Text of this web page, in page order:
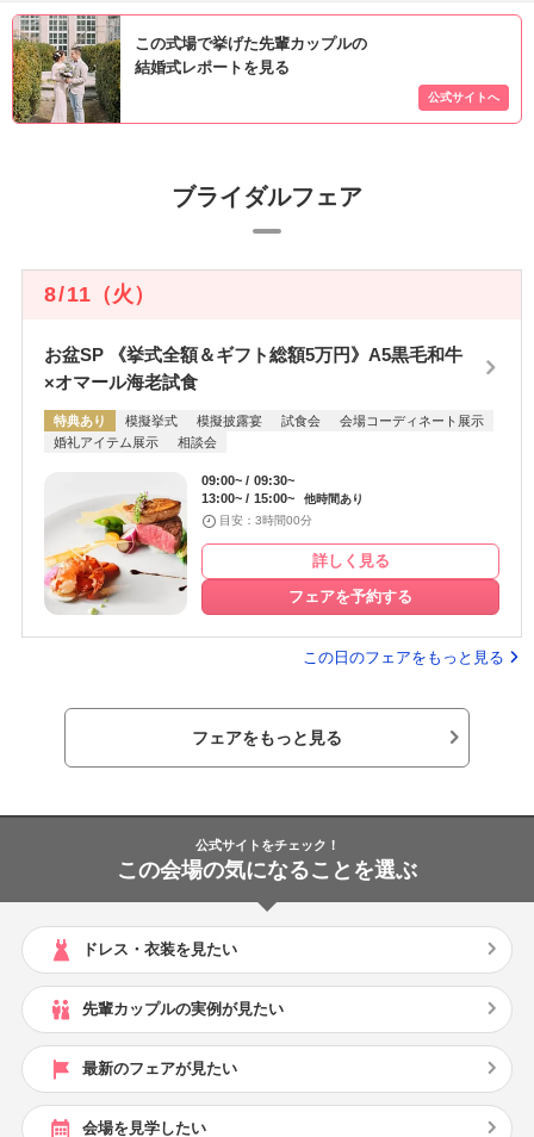
この式場で挙げた先輩カップルの
結婚式レポートを見る
ブライダルフェア
8/11 （火）
お盆SP 《挙式全額＆ギフト総額5万円》A5黒毛和牛
×オマール海老試食
特典あり 模擬挙式 模擬披露宴 試食会
会場コーディネート展示
婚礼アイテム展示
相談会
09:00~
09:30~
13:00~
15:00~
他時間あり
目安：3時間00分
詳しく見る
フェアを予約する
この日のフェアをもっと見る
フェアをもっと見る
公式サイトをチェック！
この会場の気になることを選ぶ
ドレス・衣装を見たい
先輩カップルの実例が見たい
最新のフェアが見たい
会場を見学したい